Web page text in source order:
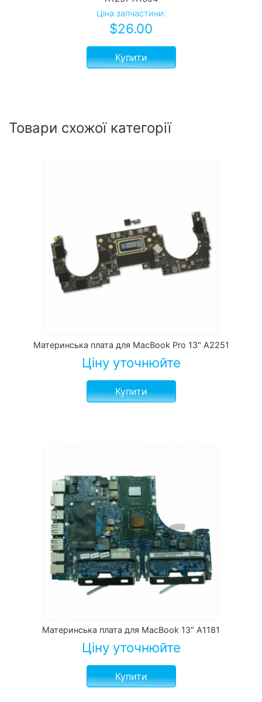
Ціна запчастини:
$26.00
Купити
Товари схожої категорії
Материнська плата для MacBook Pro 13" A2251
Ціну уточнюйте
Купити
Материнська плата для MacBook 13″ A1181
Ціну уточнюйте
Купити